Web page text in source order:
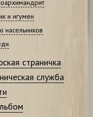
и игумен
насельников
страничка
служба